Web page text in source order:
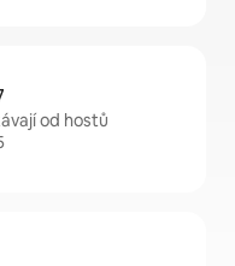
od hostů